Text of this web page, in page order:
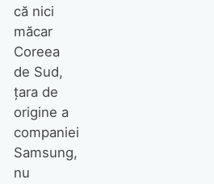
că nici
măcar
Coreea
de Sud,
țara de
origine a
companiei
Samsung,
nu